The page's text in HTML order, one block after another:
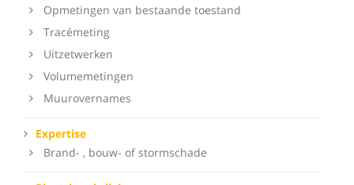
Opmetingen van bestaande toestand
Tracémeting
Uitzetwerken
Volumemetingen
Muurovernames
Expertise
Brand- , bouw- of stormschade